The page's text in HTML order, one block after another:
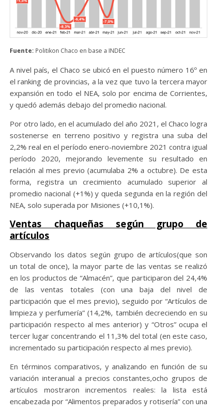
Fuente: Politikon Chaco en base a INDEC
A nivel país, el Chaco se ubicó en el puesto número 16º en
el ranking de provincias, a la vez que tuvo la tercera mayor
expansión en todo el NEA, solo por encima de Corrientes,
y quedó además debajo del promedio nacional.
Por otro lado, en el acumulado del año 2021, el Chaco logra
sostenerse en terreno positivo y registra una suba del
2,2% real en el período enero-noviembre 2021 contra igual
período 2020, mejorando levemente su resultado en
relación al mes previo (acumulaba 2% a octubre). De esta
forma, registra un crecimiento acumulado superior al
promedio nacional (+1%) y queda segunda en la región del
NEA, solo superada por Misiones (+10,1%).
Ventas chaqueñas según grupo de
artículos
Observando los datos según grupo de artículos(que son
un total de once), la mayor parte de las ventas se realizó
en los productos de “Almacén”, que participaron del 24,4%
de las ventas totales (con una baja del nivel de
participación que el mes previo), seguido por “Artículos de
limpieza y perfumería” (14,2%, también decreciendo en su
participación respecto al mes anterior) y “Otros” ocupa el
tercer lugar concentrando el 11,3% del total (en este caso,
incrementado su participación respecto al mes previo).
En términos comparativos, y analizando en función de su
variación interanual a precios constantes,ocho grupos de
artículos mostraron incrementos reales: la lista está
encabezada por “Alimentos preparados y rotisería” con una